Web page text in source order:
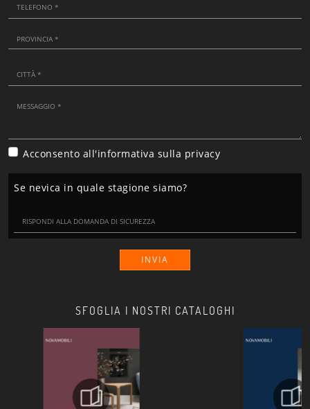
SFOGLIA I NOSTRI CATALOGHI
Acconsento all'informativa sulla privacy
Se nevica in quale stagione siamo?
INVIA